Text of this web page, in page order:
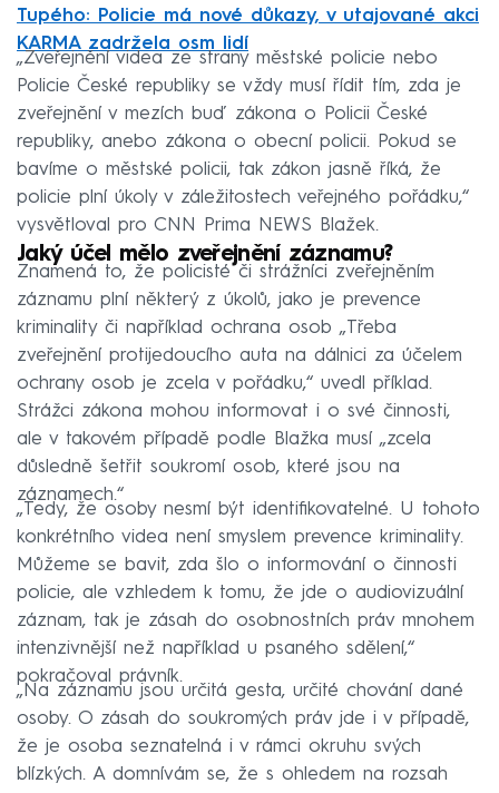
Tupého: Policie má nové důkazy, v utajované akci
KARMA zadržela osm lidí
„Zveřejnění videa ze strany městské policie nebo
Policie České republiky se vždy musí řídit tím, zda je
zveřejnění v mezích buď zákona o Policii České
republiky, anebo zákona o obecní policii. Pokud se
bavíme o městské policii, tak zákon jasně říká, že
policie plní úkoly v záležitostech veřejného pořádku,“
vysvětloval pro CNN Prima NEWS Blažek.
Jaký účel mělo zveřejnění záznamu?
Znamená to, že policisté či strážníci zveřejněním
záznamu plní některý z úkolů, jako je prevence
kriminality či například ochrana osob „Třeba
zveřejnění protijedoucího auta na dálnici za účelem
ochrany osob je zcela v pořádku,“ uvedl příklad.
Strážci zákona mohou informovat i o své činnosti,
ale v takovém případě podle Blažka musí „zcela
důsledně šetřit soukromí osob, které jsou na
záznamech.“
„Tedy, že osoby nesmí být identifikovatelné. U tohoto
konkrétního videa není smyslem prevence kriminality.
Můžeme se bavit, zda šlo o informování o činnosti
policie, ale vzhledem k tomu, že jde o audiovizuální
záznam, tak je zásah do osobnostních práv mnohem
intenzivnější než například u psaného sdělení,“
pokračoval právník.
„Na záznamu jsou určitá gesta, určité chování dané
osoby. O zásah do soukromých práv jde i v případě,
že je osoba seznatelná i v rámci okruhu svých
blízkých. A domnívám se, že s ohledem na rozsah